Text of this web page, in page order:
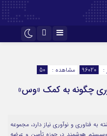
:
96020 مشاهده : 50
چگونه به کمک «وس»
فناوری و نوآوری نیاز دارد، مجموعه